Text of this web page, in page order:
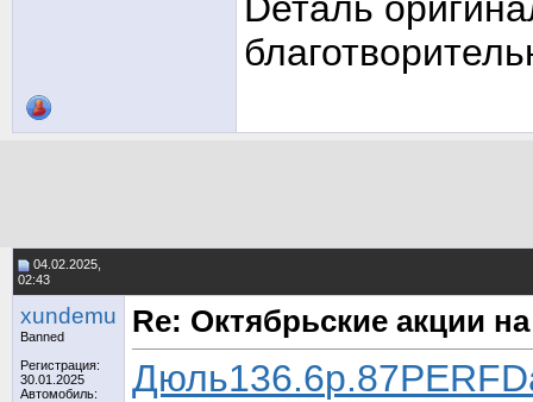
Dеталь
04.02.2025,
02:43
xundemu
Banned
Регистрация:
30.01.2025
Автомобиль:
Re: Октябрьские акции
Дюль136.6р.87PERF